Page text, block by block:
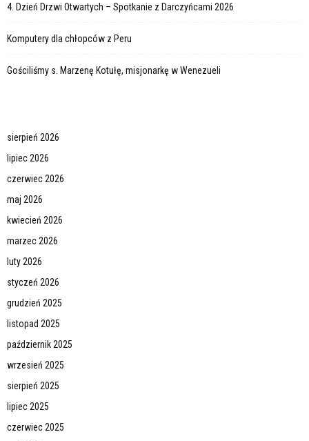
4. Dzień Drzwi Otwartych – Spotkanie z Darczyńcami 2026
Komputery dla chłopców z Peru
Gościliśmy s. Marzenę Kotułę, misjonarkę w Wenezueli
sierpień 2026
lipiec 2026
czerwiec 2026
maj 2026
kwiecień 2026
marzec 2026
luty 2026
styczeń 2026
grudzień 2025
listopad 2025
październik 2025
wrzesień 2025
sierpień 2025
lipiec 2025
czerwiec 2025